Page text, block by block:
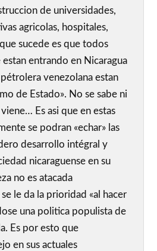
de universidades,
agricolas, hospitales,
sucede es que todos
entrando en Nicaragua
venezolana estan
de Estado». No se sabe ni
Es asi que en estas
se podran «echar» las
desarrollo intégral y
nicaraguense en su
no es atacada
le da la prioridad «al hacer
una politica populista de
Es por esto que
en sus actuales